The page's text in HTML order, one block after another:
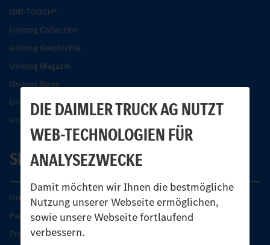
DIE DAIMLER TRUCK AG NUTZT
WEB-TECHNOLOGIEN FÜR
ANALYSEZWECKE
Damit möchten wir Ihnen die bestmögliche
Nutzung unserer Webseite ermöglichen,
sowie unsere Webseite fortlaufend
verbessern.
UNI-TOUCH®
Unimog Collection
Unimog Geschichte
Unimog Magazin
Unimog News
Unimog Partner-Portal
Unimog Sicherheit
SERVICE
Original-Teile
Partner finden
Produkt-Highlights